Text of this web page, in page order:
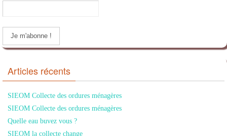
Articles récents
SIEOM Collecte des ordures ménagères
SIEOM Collecte des ordures ménagères
Quelle eau buvez vous ?
SIEOM la collecte change